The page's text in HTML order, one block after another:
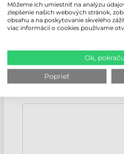
Môžeme ich umiestniť na analýzu
zlepšenie našich webových stránok,
obsahu a na poskytovanie skvelého
viac informácií o cookies používame
Ok,
Poprieť